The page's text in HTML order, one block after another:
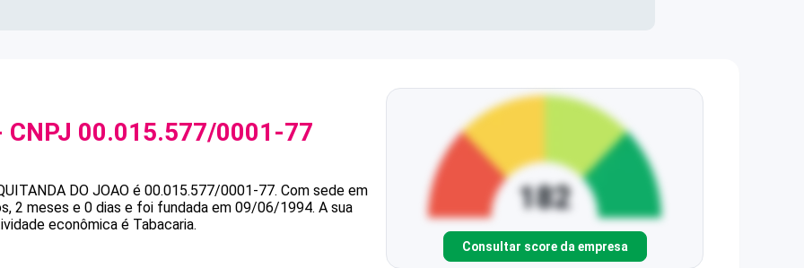
00.015.577/0001-77
DO JOAO é 00.015.577/0001-77. Com sede em
2 meses e 0 dias e foi fundada em 09/06/1994. A sua
econômica é Tabacaria.
Consultar score da empresa